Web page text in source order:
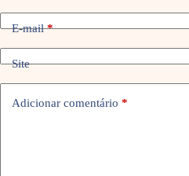
E-mail*
Site
Adicionar comentário *